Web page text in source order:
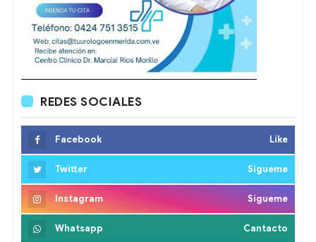
REDES SOCIALES
Facebook Like
Twitter Sigueme
Instagram Sigueme
Whatsapp Cantacto